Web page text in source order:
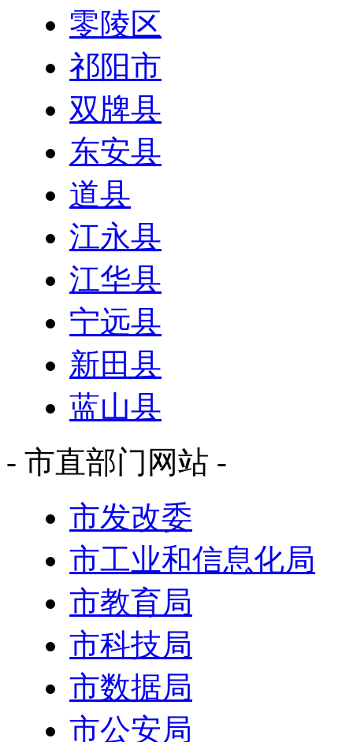
零陵区
祁阳市
双牌县
东安县
道县
江永县
江华县
宁远县
新田县
蓝山县
- 市直部门网站 -
市发改委
市工业和信息化局
市教育局
市科技局
市数据局
市公安局